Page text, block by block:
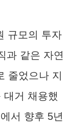
규모의 투자
과 같은 자연
줄었으나 지
대거 채용했
서 향후 5년